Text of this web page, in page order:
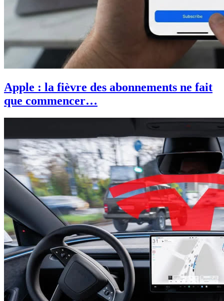
Apple : la fièvre des abonnements ne fait
que commencer…